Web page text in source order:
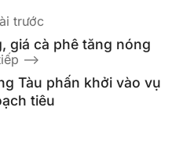
giá cà phê tăng nóng
Tàu phấn khởi vào vụ
tiêu